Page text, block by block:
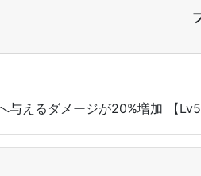
与えるダメージが20%増加 【